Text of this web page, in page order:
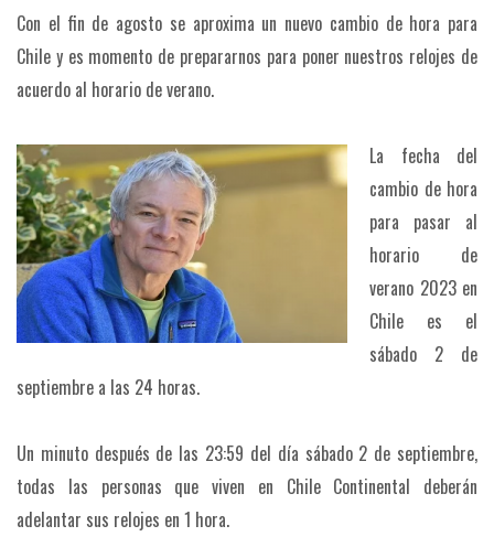
Con el fin de agosto se aproxima un nuevo cambio de hora para
Chile y es momento de prepararnos para poner nuestros relojes de
acuerdo al horario de verano.
La fecha del
cambio de hora
para pasar al
horario de
verano 2023 en
Chile es el
sábado 2 de
septiembre a las 24 horas.
Un minuto después de las 23:59 del día sábado 2 de septiembre,
todas las personas que viven en Chile Continental deberán
adelantar sus relojes en 1 hora.